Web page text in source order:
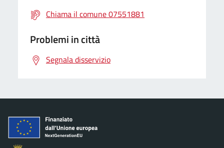
Chiama il comune 07551881
Problemi in città
Segnala disservizio